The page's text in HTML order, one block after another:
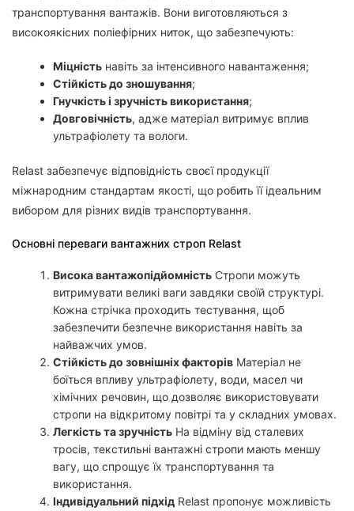
транспортування вантажів. Вони виготовляються з
високоякісних поліефірних ниток, що забезпечують:
Міцність навіть за інтенсивного навантаження;
Стійкість до зношування;
Гнучкість і зручність використання;
Довговічність, адже матеріал витримує вплив
ультрафіолету та вологи.
Relast забезпечує відповідність своєї продукції
міжнародним стандартам якості, що робить її ідеальним
вибором для різних видів транспортування.
Основні переваги вантажних строп Relast
Висока вантажопідйомність Стропи можуть
витримувати великі ваги завдяки своїй структурі.
Кожна стрічка проходить тестування, щоб
забезпечити безпечне використання навіть за
найважчих умов.
Стійкість до зовнішніх факторів Матеріал не
боїться впливу ультрафіолету, води, масел чи
хімічних речовин, що дозволяє використовувати
стропи на відкритому повітрі та у складних умовах.
Легкість та зручність На відміну від сталевих
тросів, текстильні вантажні стропи мають меншу
вагу, що спрощує їх транспортування та
використання.
Індивідуальний підхід Relast пропонує можливість